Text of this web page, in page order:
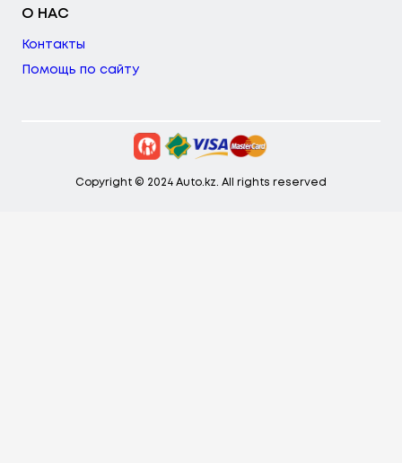
О НАС
Контакты
Помощь по сайту
Copyright © 2024 Auto.kz. All rights reserved